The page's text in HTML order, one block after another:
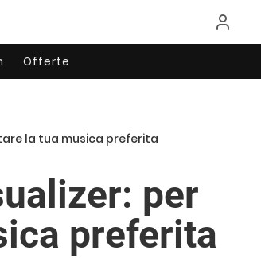
Offerte
la tua musica preferita
per
preferita